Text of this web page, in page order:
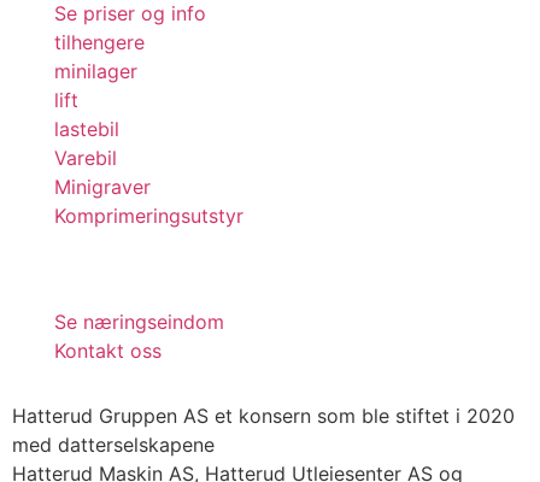
Se priser og info
tilhengere
minilager
lift
lastebil
Varebil
Minigraver
Komprimeringsutstyr
Se næringseindom
Kontakt oss
Hatterud Gruppen AS et konsern som ble stiftet i 2020
med datterselskapene
Hatterud Maskin AS, Hatterud Utleiesenter AS og